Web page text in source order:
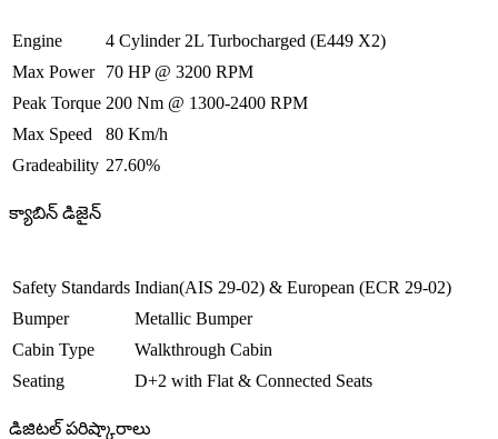
Engine
4 Cylinder 2L Turbocharged (E449 X2)
Max Power
70 HP @ 3200 RPM
Peak Torque 200 Nm @ 1300-2400 RPM
Max Speed
80 Km/h
Gradeability 27.60%
క్యాబిన్ డిజైన్
Safety Standards Indian(AIS 29-02) & European (ECR 29-02)
Bumper
Metallic Bumper
Cabin Type
Walkthrough Cabin
Seating
D+2 with Flat & Connected Seats
డిజిటల్ పరిష్కారాలు